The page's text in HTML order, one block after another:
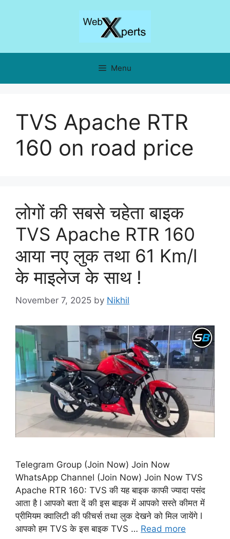
Menu
TVS Apache RTR
160 on road price
लोगों की सबसे चहेता बाइक
TVS Apache RTR 160
आया नए लुक तथा 61 Km/l
के माइलेज के साथ !
November 7, 2025 by Nikhil
Telegram Group (Join Now) Join Now
WhatsApp Channel (Join Now) Join Now TVS
Apache RTR 160: TVS की यह बाइक काफी ज्यादा पसंद
आता है l आपको बता दें की इस बाइक में आपको सस्ते कीमत में
प्रीमियम क्वालिटी की फीचर्स तथा लुक देखने को मिल जायेंगे l
आपको हम TVS के इस बाइक TVS … Read more